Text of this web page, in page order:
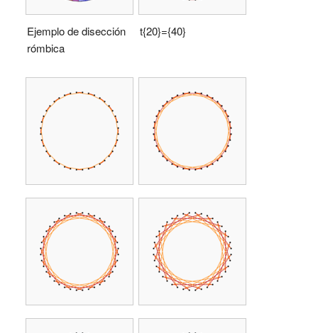
Ejemplo de disección
rómbica
t{20}={40}